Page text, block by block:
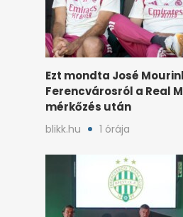
Ezt mondta José
Ferencvárosról a Real
mérkőzés után
blikk.hu 1 órája